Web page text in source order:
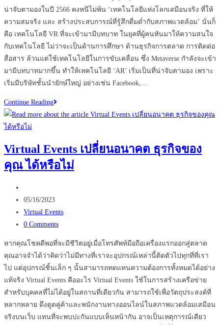
น่าจับตามองในปี 2566 คงหนีไม่พ้น ‘เทคโนโลยีแห่งโลกเสมือนจริง ที่ให้
ความสมจริง และ สร้างประสบการณ์ที่รู้สึกดื่มด่ำกับสภาพแวดล้อม’ นั่นก็
คือ เทคโนโลยี VR ที่จะเข้ามามีบทบาท ในยุคที่ผู้คนหันมาให้ความสนใจ
กับเทคโนโลยี ไม่ว่าจะเป็นด้านการศึกษา ด้านธุรกิจการตลาด การติดต่อ
สื่อสาร ล้วนแต่ใช้เทคโนโลยีในการขับเคลื่อน ซึ่ง Metaverse กำลังจะเข้า
มามีบทบาทมากขึ้น ทำให้เทคโนโลยี ‘AR’ เริ่มเป็นที่น่าจับตามอง เพราะ
เริ่มมีบริษัทชั้นนำยักษ์ใหญ่ อย่างเช่น Facebook,…
Continue Readingรีวิว
ธุรกิจ
ที่
ใช้
ช่วย
ให้
ลูกค้า
Virtual Events เปลี่ยนอนาคต ธุรกิจของ
คุณ ได้หรือไม่
author:
Post
published:
05/16/2023
Post
category:
Virtual Events
Post
0 Comments
หากคุณโชคดีพอที่จะมีชีวิตอยู่เมื่อโทรศัพท์มือถือเครื่องแรกออกสู่ตลาด
คุณอาจจำได้ว่าคิดว่าไม่มีทางที่เราจะอุปกรณ์เหล่านี้ติดตัวไปทุกที่ที่เรา
ไป แต่อุปกรณ์ชิ้นเล็ก ๆ นั้นสามารถทดแทนความต้องการทั้งหมดได้อย่าง
แท้จริง Virtual Events คืออะไร Virtual Events ใช้ในการสร้างเครือข่าย
สำหรับบุคคลที่ไม่ได้อยู่ในสถานที่เดียวกัน สามารถใช้เพื่อวัตถุประสงค์ที่
หลากหลาย ดึงดูดคู่ค้าและพนักงานทางออนไลน์ในสภาพแวดล้อมเสมือน
จริงบนเว็บ แทนที่จะพบปะกันแบบเห็นหน้ากัน อาจเป็นเหตุการณ์เดียว